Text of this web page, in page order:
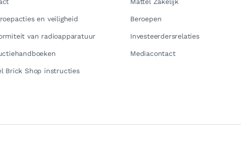
en veiligheid
van radioapparatuur
Brick Shop instructies
Beroepen
Investeerdersrelaties
Mediacontact